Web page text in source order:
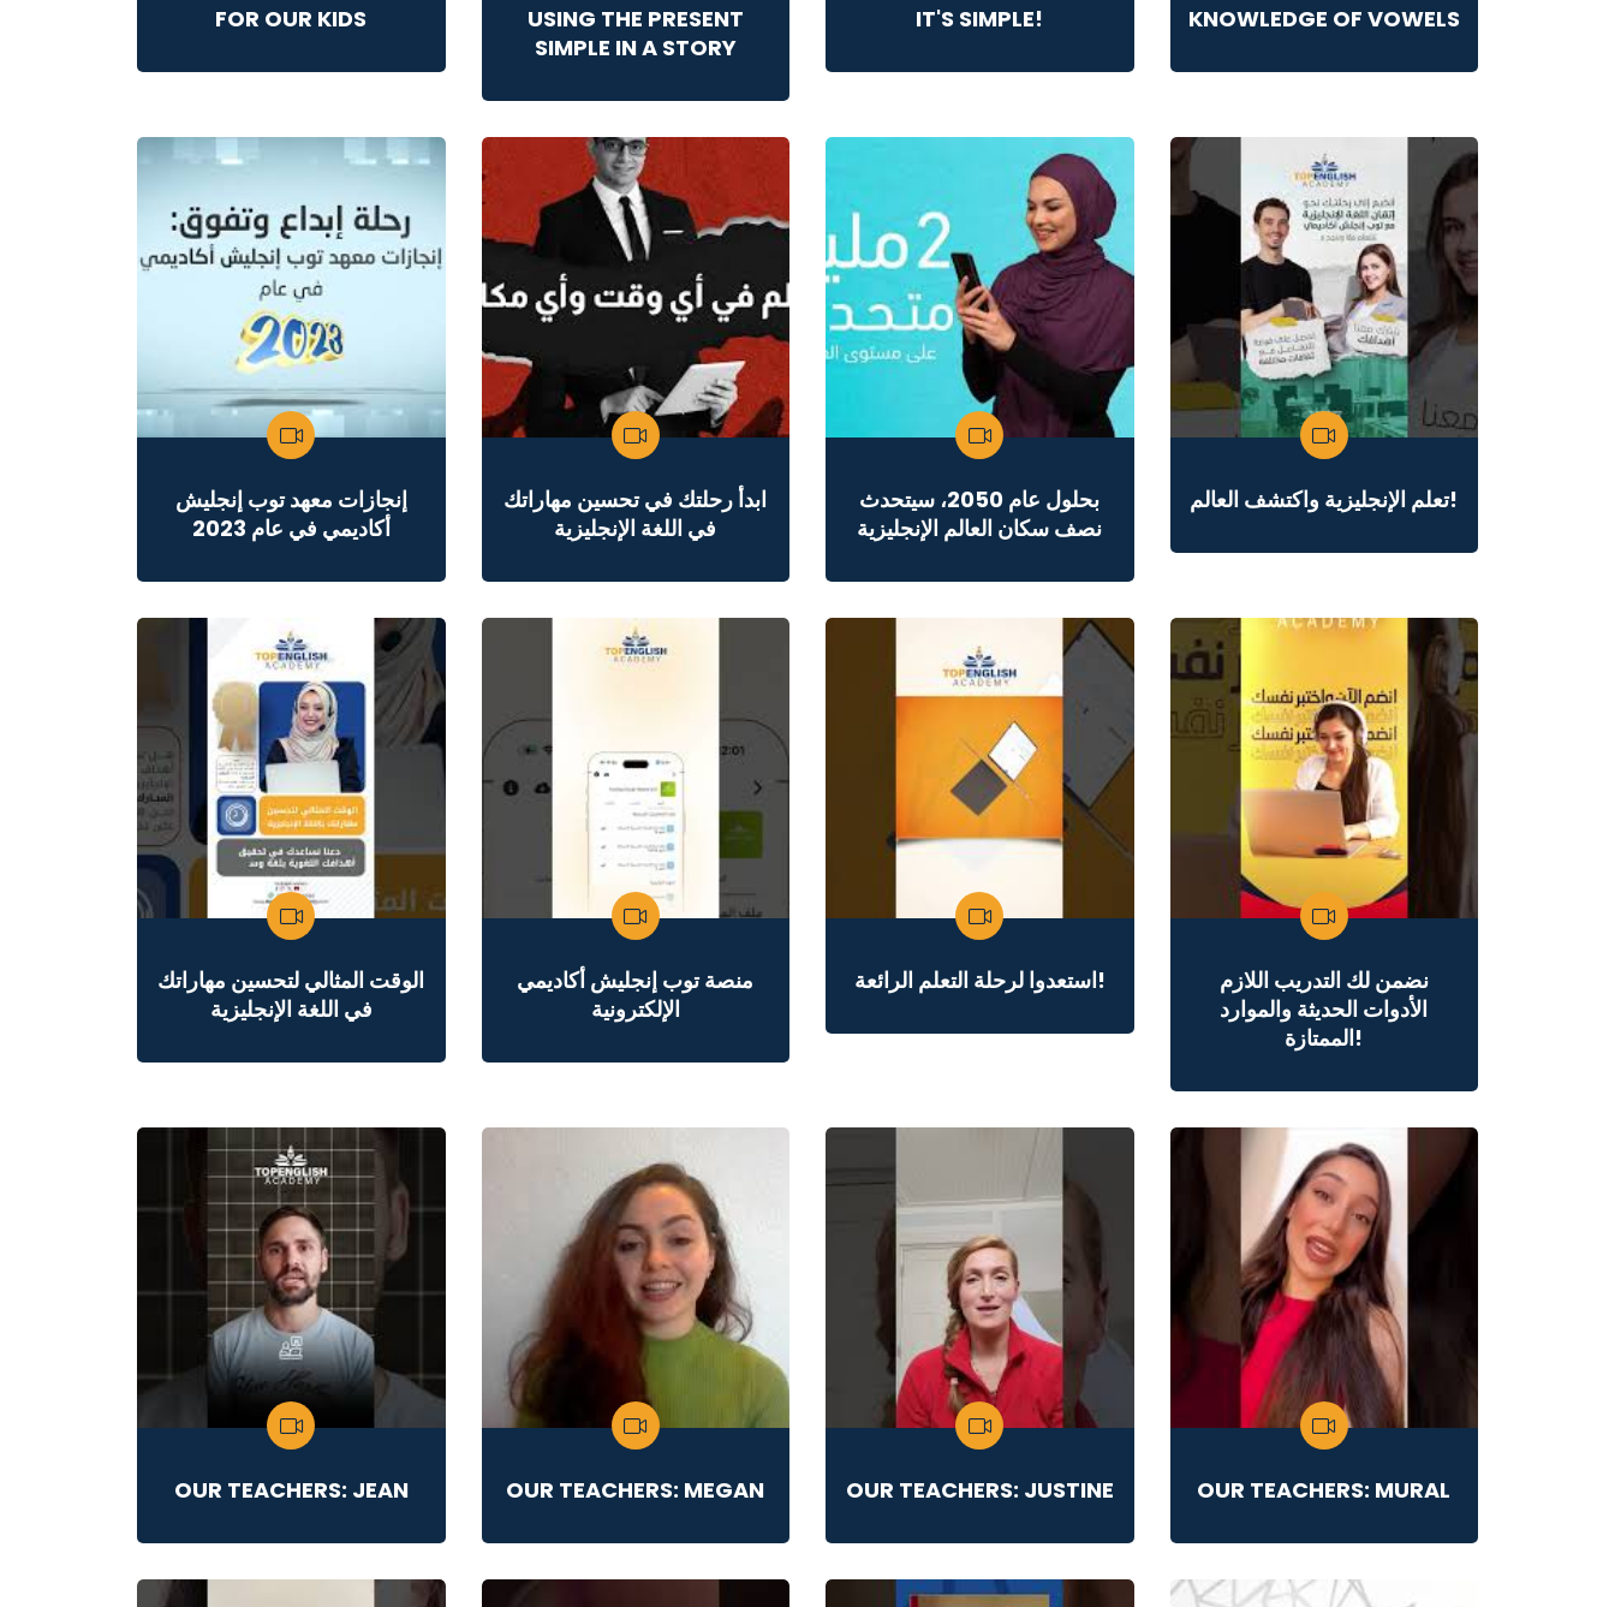
FOR OUR KIDS
USING THE PRESENT
SIMPLE IN A STORY
IT'S SIMPLE! KNOWLEDGE OF VOWELS
إنجازات معهد توب إنجليش
أكاديمي في عام 2023
ابدأ رحلتك في تحسين مهاراتك
في اللغة الإنجليزية
بحلول عام 2050، سيتحدث
نصف سكان العالم الإنجليزية
تعلم الإنجليزية واكتشف العالم!
الوقت المثالي لتحسين مهاراتك
في اللغة الإنجليزية
منصة توب إنجليش أكاديمي
الإلكترونية
استعدوا لرحلة التعلم الرائعة!
نضمن لك التدريب اللازم
الأدوات الحديثة والموارد
الممتازة!
OUR TEACHERS: JEAN OUR TEACHERS: MEGAN OUR TEACHERS: JUSTINE OUR TEACHERS: MURAL